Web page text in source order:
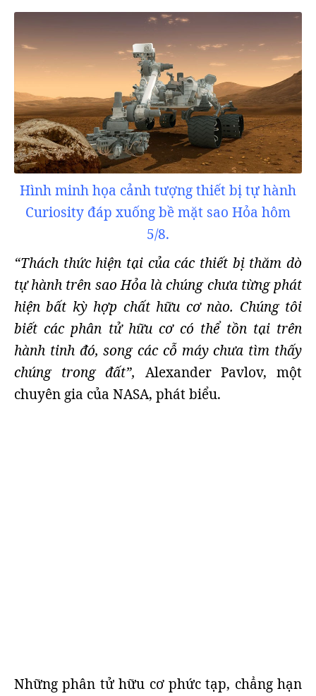
Hình minh họa cảnh tượng thiết bị tự hành
Curiosity đáp xuống bề mặt sao Hỏa hôm
5/8.
“Thách thức hiện tại của các thiết bị thăm dò
tự hành trên sao Hỏa là chúng chưa từng phát
hiện bất kỳ hợp chất hữu cơ nào. Chúng tôi
biết các phân tử hữu cơ có thể tồn tại trên
hành tinh đó, song các cỗ máy chưa tìm thấy
chúng trong đất”, Alexander Pavlov, một
chuyên gia của NASA, phát biểu.
Những phân tử hữu cơ phức tạp, chẳng hạn